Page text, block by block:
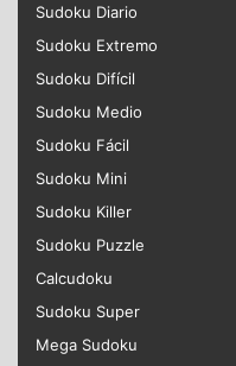
Sudoku Diario
Sudoku Extremo
Sudoku Difícil
Sudoku Medio
Sudoku Fácil
Sudoku Mini
Sudoku Killer
Sudoku Puzzle
Calcudoku
Sudoku Super
Mega Sudoku